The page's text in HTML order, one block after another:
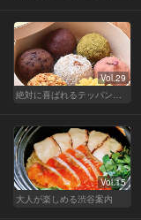
Vol.29
絶対に喜ばれるテッパン手土産
Vol.15
大人が楽しめる渋谷案内